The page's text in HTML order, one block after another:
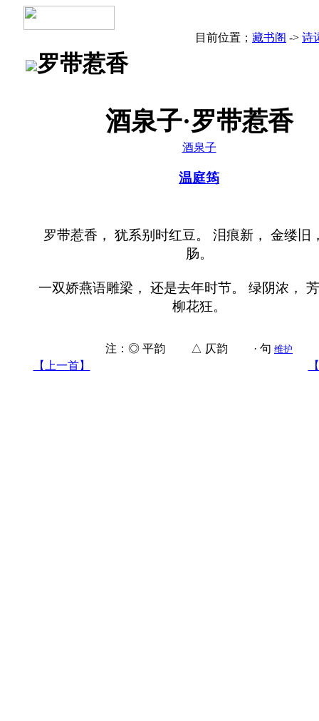
目前位置； 藏书阁 -> 诗
罗带惹香
酒泉子·罗带惹香
酒泉子
温庭筠
罗带惹香， 犹系别时红豆。 泪痕新， 金缕旧
肠。
一双娇燕语雕梁， 还是去年时节。 绿阴浓，
柳花狂。
注：◎ 平韵 △ 仄韵 · 句 维护
【上一首】